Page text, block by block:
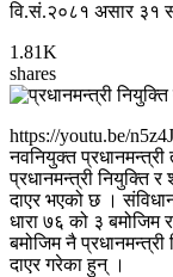
वि.सं.२०८१ असार ३१
1.81K
shares
https://youtu.be/
नवनियुक्त
प्रधानमन्त्री नियुक्ति र
दाएर भएको छ ।
धारा ७६ को ३ बमोजिम
बमोजिम नै
दाएर गरेका हुन् ।